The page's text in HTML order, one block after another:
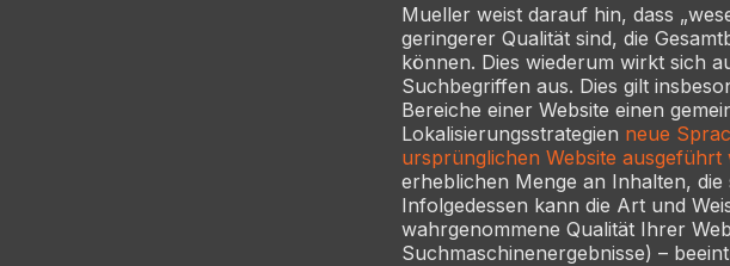
Mueller weist darauf hin, dass
geringerer Qualität sind, die
können. Dies wiederum wirkt sich
Suchbegriffen aus. Dies gilt
Bereiche einer Website einen
Lokalisierungsstrategien neue
ursprünglichen Website ausgeführt
erheblichen Menge an Inhalten,
Infolgedessen kann die Art und
wahrgenommene Qualität Ihrer
Suchmaschinenergebnisse) –